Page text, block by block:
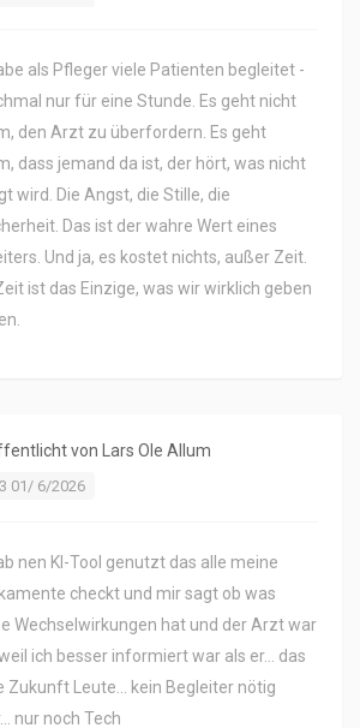
als Pfleger viele Patienten begleitet -
nur für eine Stunde. Es geht nicht
den Arzt zu überfordern. Es geht
dass jemand da ist, der hört, was nicht
wird. Die Angst, die Stille, die
Das ist der wahre Wert eines
Und ja, es kostet nichts, außer Zeit.
ist das Einzige, was wir wirklich geben
von Lars Ole Allum
01/ 6/2026
nen KI-Tool genutzt das alle meine
checkt und mir sagt ob was
Wechselwirkungen hat und der Arzt war
ich besser informiert war als er… das
Zukunft Leute… kein Begleiter nötig
nur noch Tech